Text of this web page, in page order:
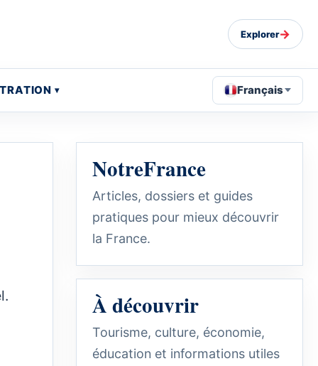
Explorer→
Français
NotreFrance
Articles, dossiers et guides
pratiques pour mieux découvrir
la France.
À découvrir
Tourisme, culture, économie,
éducation et informations utiles